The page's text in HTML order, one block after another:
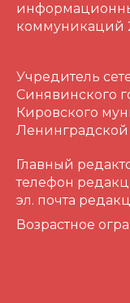
коммуникаций
Учредитель
Синявинского
Кировского
Ленинградской
Главный
телефон
эл. почта
Возрастное